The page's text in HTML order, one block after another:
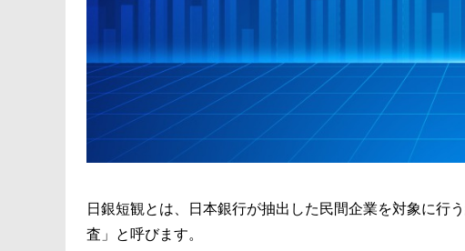
日銀短観とは、日本銀行が抽出した民間企業を対象に行
査」と呼びます。